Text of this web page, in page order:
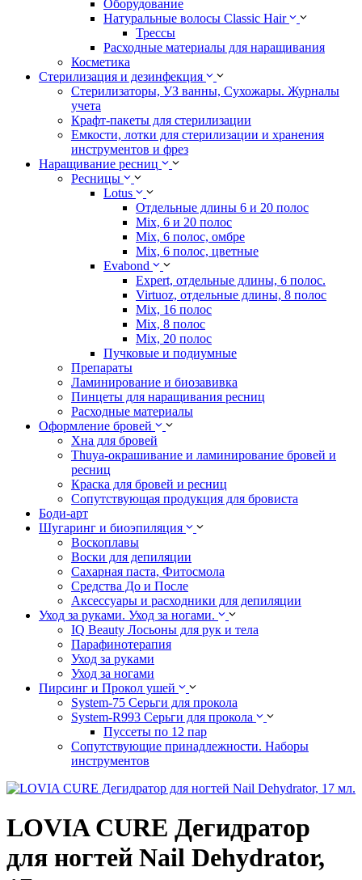
Оборудование
Натуральные волосы Classic Hair
Трессы
Расходные материалы для наращивания
Косметика
Стерилизация и дезинфекция
Стерилизаторы, УЗ ванны, Сухожары. Журналы
учета
Крафт-пакеты для стерилизации
Емкости, лотки для стерилизации и хранения
инструментов и фрез
Наращивание ресниц
Ресницы
Lotus
Отдельные длины 6 и 20 полос
Mix, 6 и 20 полос
Mix, 6 полос, омбре
Mix, 6 полос, цветные
Evabond
Expert, отдельные длины, 6 полос.
Virtuoz, отдельные длины, 8 полос
Mix, 16 полос
Mix, 8 полос
Mix, 20 полос
Пучковые и подиумные
Препараты
Ламинирование и биозавивка
Пинцеты для наращивания ресниц
Расходные материалы
Оформление бровей
Хна для бровей
Thuya-окрашивание и ламинирование бровей и
ресниц
Краска для бровей и ресниц
Сопутствующая продукция для бровиста
Боди-арт
Шугаринг и биоэпиляция
Воскоплавы
Воски для депиляции
Сахарная паста, Фитосмола
Средства До и После
Аксессуары и расходники для депиляции
Уход за руками. Уход за ногами.
IQ Beauty Лосьоны для рук и тела
Парафинотерапия
Уход за руками
Уход за ногами
Пирсинг и Прокол ушей
System-75 Серьги для прокола
System-R993 Серьги для прокола
Пуссеты по 12 пар
Cопутствующие принадлежности. Наборы
инструментов
LOVIA CURE Дегидратор
для ногтей Nail Dehydrator,